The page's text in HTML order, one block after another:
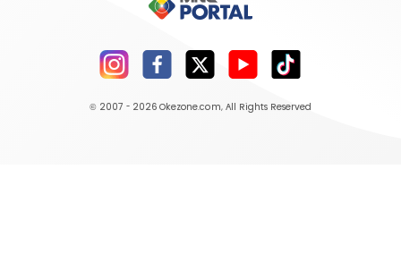
© 2007 - 2026 Okezone.com, All Rights Reserved